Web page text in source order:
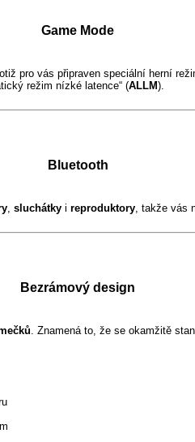
Game Mode
pro vás připraven speciální herní
režim nízké latence“ (ALLM).
Bluetooth
sluchátky i reproduktory , takže vás
Bezrámový design
. Znamená to, že se okamžitě